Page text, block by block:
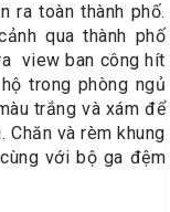
ra toàn thành phố.
qua thành phố
view ban công hít
trong phòng ngủ
trắng và xám để
và rèm khung
với bộ ga đệm